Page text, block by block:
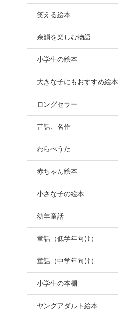
笑える絵本
余韻を楽しむ物語
小学生の絵本
大きな子にもおすすめ絵本
ロングセラー
昔話、名作
わらべうた
赤ちゃん絵本
小さな子の絵本
幼年童話
童話（低学年向け）
童話（中学年向け）
小学生の本棚
ヤングアダルト絵本